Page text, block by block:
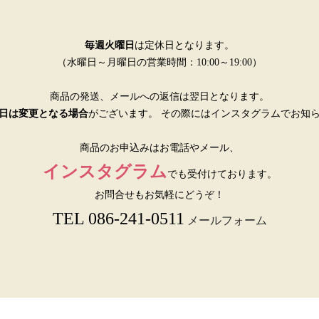
毎週火曜日 は定休日となります。
（水曜日～月曜日の営業時間：10:00～19:00）
商品の発送、メールへの返信は翌日となります。
は変更となる場合がございます。 その際にはインスタグラムでお知
商品のお申込みはお電話やメール、
インスタグラム でも受付けております。
お問合せもお気軽にどうぞ！
TEL 086-241-0511 メールフォーム